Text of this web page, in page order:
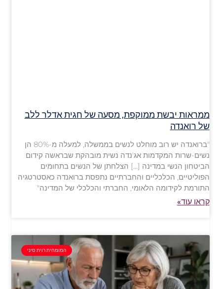
ממראות יבשת ממוקפת, מסעה של חגית אדלר ללב
של רואנדה
"ברואנדה יש רוב מוחלט לנשים בממשלה, למעלה מ-80% הן
נשים-שרות המקדמות אג'נדה נשית מובהקת שבראשה קידום
הביטחון הנשי במדינה […] הצלחתן של הנשים בתחומים
הפוליטיים, הכלכליים והחברתיים נתפסת ברואנדה כאסטרטגיה
התורמת לקידומה הלאומי, החברתי והכלכלי של המדינה"
קראו עוד»
המומחית רוית סיני